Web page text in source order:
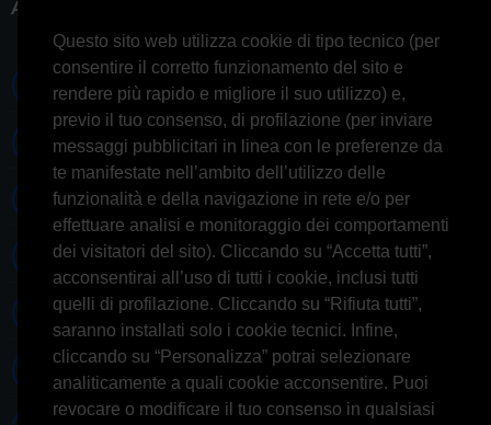
Questo sito web utilizza cookie di tipo tecnico (per
consentire il corretto funzionamento del sito e
rendere più rapido e migliore il suo utilizzo) e,
previo il tuo consenso, di profilazione (per inviare
messaggi pubblicitari in linea con le preferenze da
te manifestate nell’ambito dell’utilizzo delle
funzionalità e della navigazione in rete e/o per
effettuare analisi e monitoraggio dei comportamenti
dei visitatori del sito). Cliccando su “Accetta tutti”,
acconsentirai all’uso di tutti i cookie, inclusi tutti
quelli di profilazione. Cliccando su “Rifiuta tutti”,
saranno installati solo i cookie tecnici. Infine,
cliccando su “Personalizza” potrai selezionare
analiticamente a quali cookie acconsentire. Puoi
revocare o modificare il tuo consenso in qualsiasi
ACCOUNT
0697245677 0697245678
Whatsapp 3314433674
Informazioni generiche
Informazioni commerciali
Informazioni tecniche
Facebook